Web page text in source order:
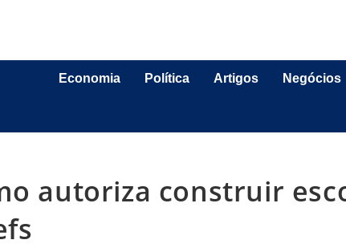
Economia Política Artigos Negócios
autoriza construir